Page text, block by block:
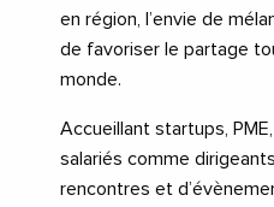
en région, l’envie de
de favoriser le partage
monde.
Accueillant startups,
salariés comme
rencontres et